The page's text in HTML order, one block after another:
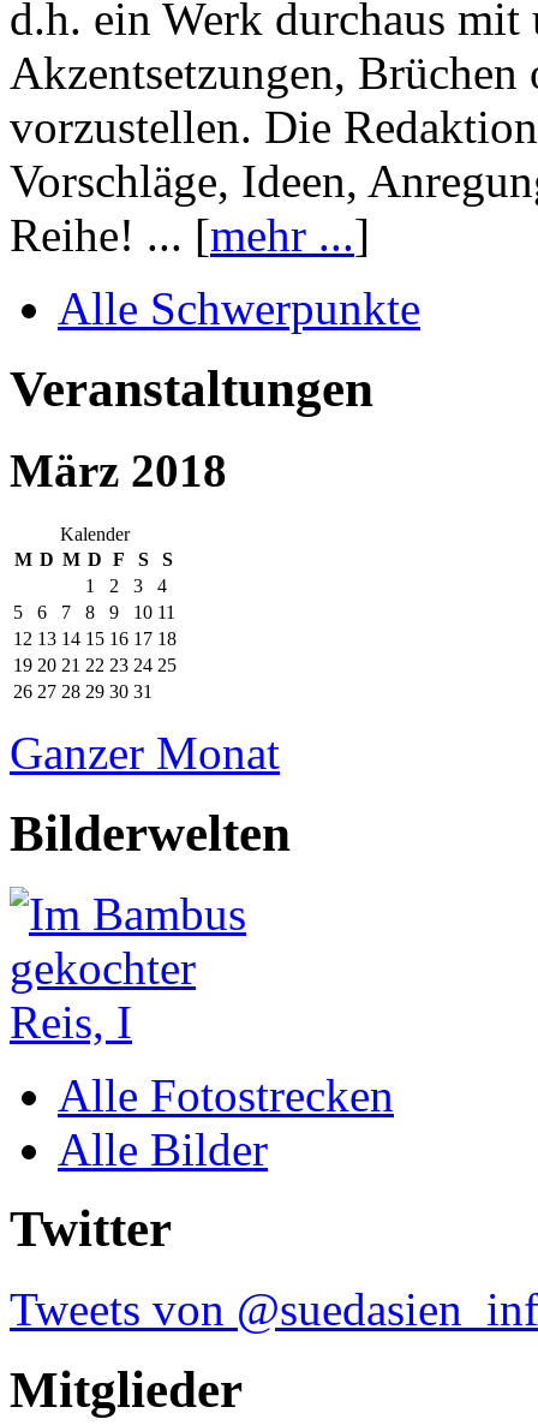
d.h. ein Werk durchaus mit
Akzentsetzungen, Brüchen
vorzustellen. Die
Vorschläge, Ideen,
Reihe! ... [mehr ...]
Alle Schwerpunkte
Veranstaltungen
März 2018
Kalender
M D M D F S
S
1
2 3
4
5
6 7 8 9 10 11
12 13 14 15 16 17 18
19 20 21 22 23 24 25
26 27 28 29 30 31
Ganzer Monat
Bilderwelten
Alle Fotostrecken
Alle Bilder
Twitter
Tweets von
Mitglieder